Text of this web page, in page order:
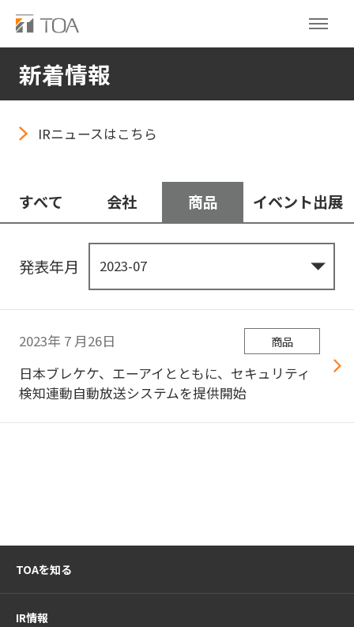
新着情報
IRニュースはこちら
すべて 会社 商品 イベント出展
発表年月
2023年 7 月26日 商品
日本ブレケケ、エーアイとともに、セキュリティ
検知連動自動放送システムを提供開始
TOAを知る
IR情報